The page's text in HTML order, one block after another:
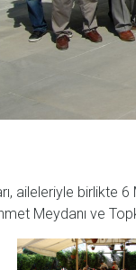
aileleriyle birlikte
Meydanı ve